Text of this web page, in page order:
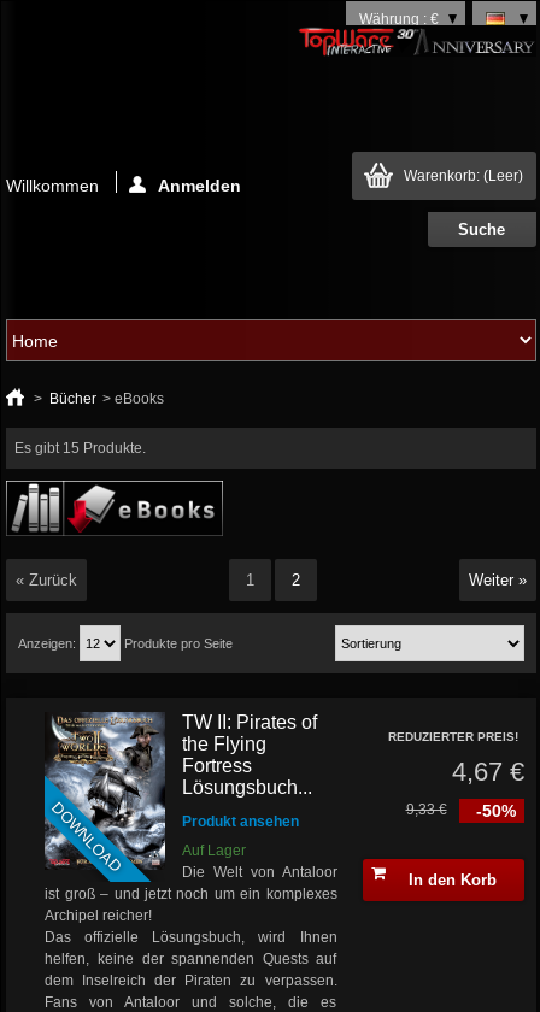
Währung : €
Warenkorb: (Leer)
Willkommen Anmelden
> Bücher > eBooks
Es gibt 15 Produkte.
« Zurück 1 2 Weiter »
Anzeigen: Produkte pro Seite
DOWNLOAD
TW II: Pirates of
the Flying
Fortress
Lösungsbuch...
Produkt ansehen
Auf Lager
Die Welt von Antaloor
ist groß – und jetzt noch um ein komplexes
Archipel reicher!
Das offizielle Lösungsbuch, wird Ihnen
helfen, keine der spannenden Quests auf
dem Inselreich der Piraten zu verpassen.
Fans von Antaloor und solche, die es
REDUZIERTER PREIS!
4,67 €
-50%
9,33 €
In den Korb